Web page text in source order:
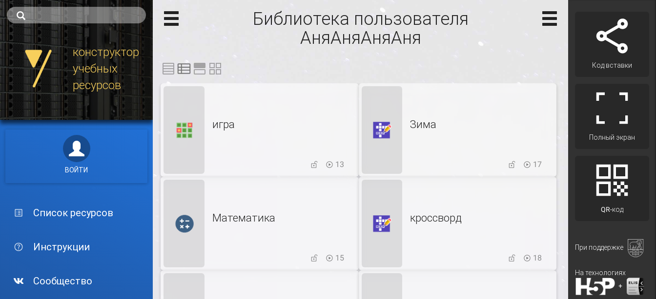
конструктор
учебных
ресурсов
ВОЙТИ
Список ресурсов
Инструкции
Сообщество
Библиотека пользователя
АняАняАняАня
игра
13
Зима
17
Математика
15
кроссворд
18
Код вставки
Полный экран
QR-код
При поддержке
На технологиях
+